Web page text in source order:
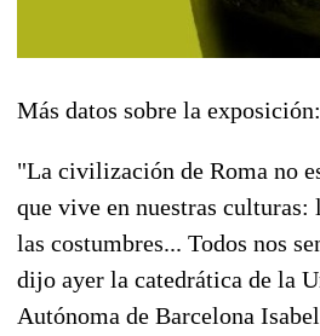
Más datos sobre la exposición:
"La civilización de Roma no
que vive en nuestras culturas:
las costumbres... Todos nos
dijo ayer la catedrática de la
Autónoma de Barcelona